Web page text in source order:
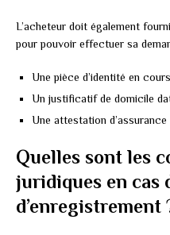
L’acheteur doit également
pour pouvoir effectuer sa
Une pièce d’identité en
Un justificatif de domicile
Une attestation d’assurance
Quelles sont les
juridiques en cas
d’enregistrement